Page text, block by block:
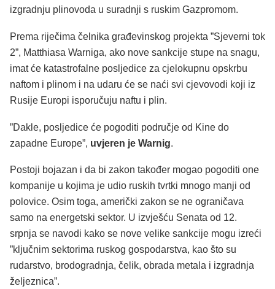
izgradnju plinovoda u suradnji s ruskim Gazpromom.
Prema riječima čelnika građevinskog projekta ”Sjeverni tok
2”, Matthiasa Warniga, ako nove sankcije stupe na snagu,
imat će katastrofalne posljedice za cjelokupnu opskrbu
naftom i plinom i na udaru će se naći svi cjevovodi koji iz
Rusije Europi isporučuju naftu i plin.
”Dakle, posljedice će pogoditi područje od Kine do
zapadne Europe”, uvjeren je Warnig.
Postoji bojazan i da bi zakon također mogao pogoditi one
kompanije u kojima je udio ruskih tvrtki mnogo manji od
polovice. Osim toga, američki zakon se ne ograničava
samo na energetski sektor. U izvješću Senata od 12.
srpnja se navodi kako se nove velike sankcije mogu izreći
”ključnim sektorima ruskog gospodarstva, kao što su
rudarstvo, brodogradnja, čelik, obrada metala i izgradnja
željeznica”.